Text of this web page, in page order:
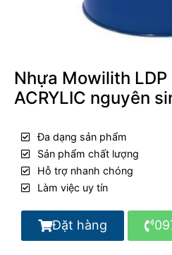
Nhựa Mowilith LDP
ACRYLIC nguyên
Đa dạng sản phẩm
Sản phẩm chất lượng
Hỗ trợ nhanh chóng
Làm việc uy tín
Đặt hàng